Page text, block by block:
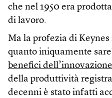
che nel 1950 era
di lavoro.
Ma la profezia di
quanto iniquamente
benefici dell’innovazione
della produttività
decenni è stato infatti